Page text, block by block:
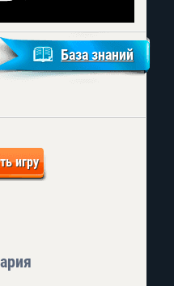
База знаний
игру